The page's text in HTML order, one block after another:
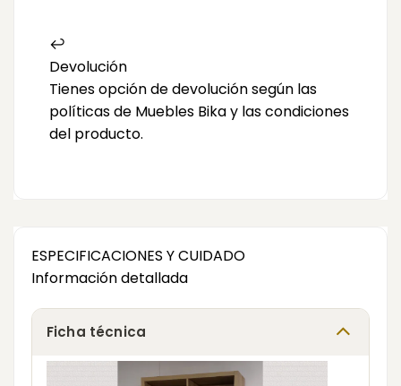
↩️
Devolución
Tienes opción de devolución según las
políticas de Muebles Bika y las condiciones
del producto.
ESPECIFICACIONES Y CUIDADO
Información detallada
Ficha técnica